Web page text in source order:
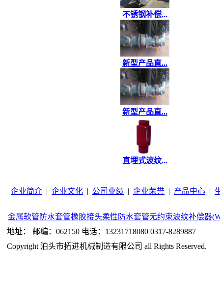
不锈钢补偿...
新型产品直...
新型产品直...
直埋式波纹...
企业简介 | 企业文化 | 公司业绩 | 企业荣誉 | 产品中心 |
金属软管 防水套管橡胶接头柔性防水套管无约束波纹补偿器
地址： 邮编：062150 电话：13231718080 0317-8289887
Copyright 泊头市拓进机械制造有限公司 all Rights Reserved.